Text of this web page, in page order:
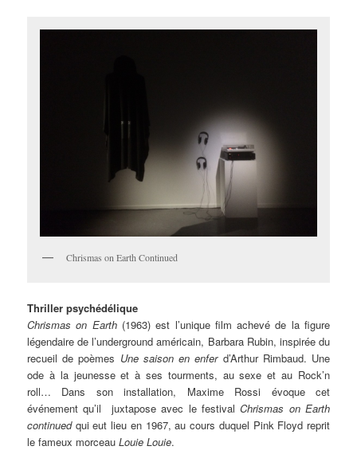
Chrismas on Earth Continued
Thriller psychédélique
Chrismas on Earth(1963) est l’unique film achevé de la figure
légendaire de l’underground américain, Barbara Rubin, inspirée du
recueil de poèmes Une saison en enferd’Arthur Rimbaud. Une
ode à la jeunesse et à ses tourments, au sexe et au Rock’n
roll… Dans son installation, Maxime Rossi évoque cet
événement qu’il juxtapose avec le festivalChrismas on Earth
continuedqui eut lieu en 1967, au cours duquel Pink Floyd reprit
le fameux morceauLouie Louie.